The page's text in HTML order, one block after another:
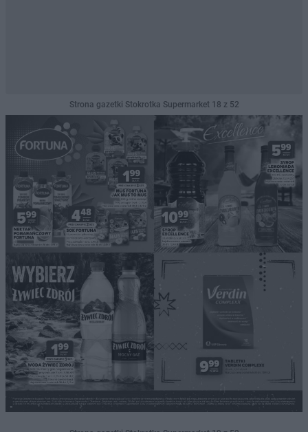
Strona gazetki Stokrotka Supermarket 18 z 52